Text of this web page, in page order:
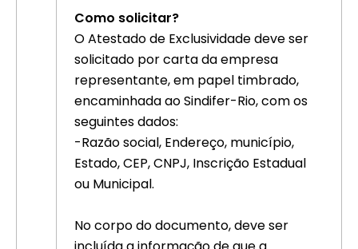
Como solicitar?
O Atestado de Exclusividade deve ser
solicitado por carta da empresa
representante, em papel timbrado,
encaminhada ao Sindifer-Rio, com os
seguintes dados:
-Razão social, Endereço, município,
Estado, CEP, CNPJ, Inscrição Estadual
ou Municipal.
No corpo do documento, deve ser